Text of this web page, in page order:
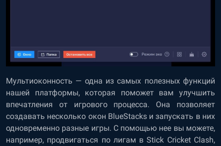
Мультиоконность — одна из самых полезных функций
нашей платформы, которая поможет вам улучшить
впечатления от игрового процесса. Она позволяет
создавать несколько окон BlueStacks и запускать в них
одновременно разные игры. С помощью нее вы можете,
например, продвигаться по лигам в Stick Cricket Clash,